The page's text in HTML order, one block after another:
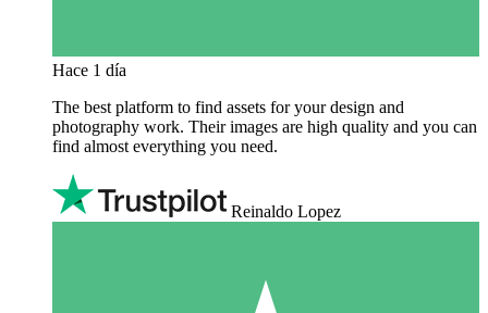
Hace 1 día
The best platform to find assets for your design and
photography work. Their images are high quality and you can
find almost everything you need.
Reinaldo Lopez